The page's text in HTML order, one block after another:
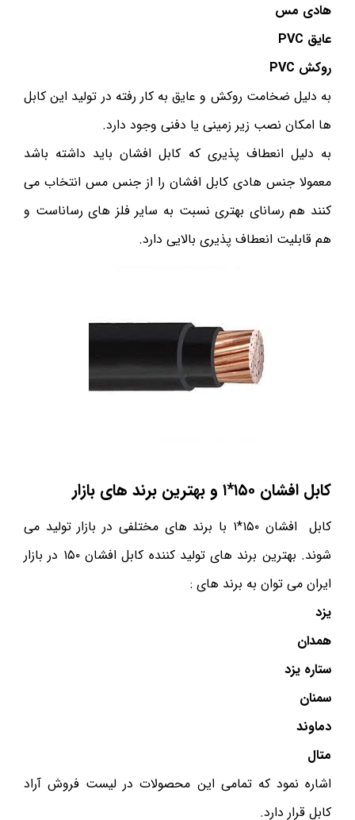
هادی مس
عایق PVC
روکش PVC
به دلیل ضخامت روکش و عایق به کار رفته در تولید این کابل
ها امکان نصب زیر زمینی یا دفنی وجود دارد.
به دلیل انعطاف پذیری که کابل افشان باید داشته باشد
معمولا جنس هادی کابل افشان را از جنس مس انتخاب می
کنند هم رسانای بهتری نسبت به سایر فلز های رساناست و
هم قابلیت انعطاف پذیری بالایی دارد.
کابل افشان ۱۵۰*۱ و بهترین برند های بازار
کابل افشان ۱۵۰*۱ با برند های مختلفی در بازار تولید می
شوند. بهترین برند های تولید کننده کابل افشان ۱۵۰ در بازار
ایران می توان به برند های :
یزد
همدان
ستاره یزد
سمنان
دماوند
متال
اشاره نمود که تمامی این محصولات در لیست فروش آراد
کابل قرار دارد.